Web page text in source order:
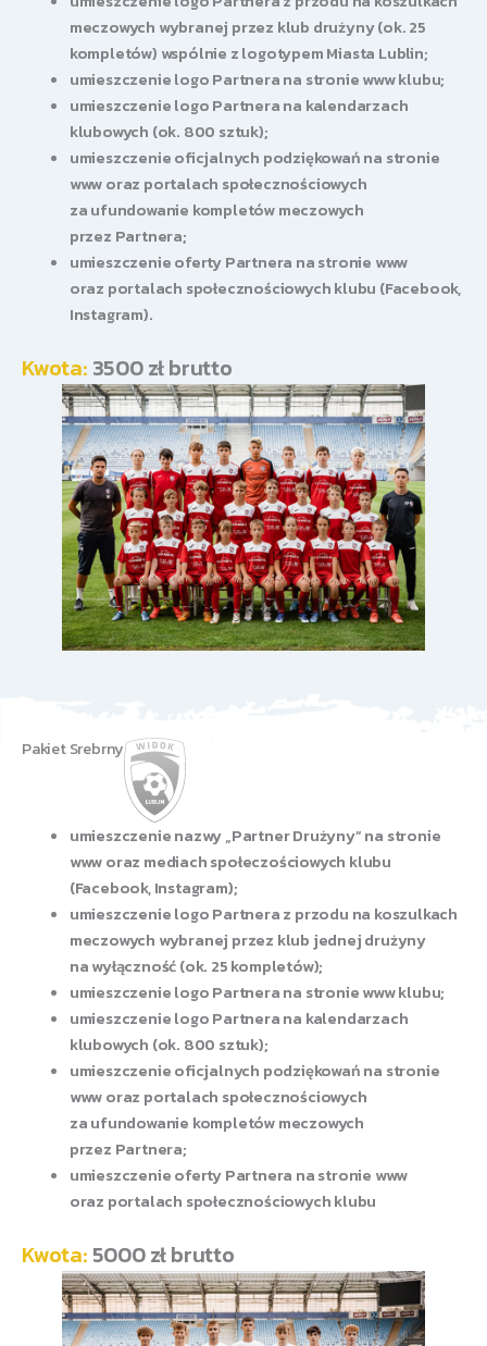
meczowych wybranej przez klub drużyny (ok. 25
kompletów) wspólnie z logotypem Miasta Lublin;
umieszczenie logo Partnera na stronie www klubu;
umieszczenie logo Partnera na kalendarzach
klubowych (ok. 800 sztuk);
umieszczenie oficjalnych podziękowań na stronie
www oraz portalach społecznościowych
za ufundowanie kompletów meczowych
przez Partnera;
umieszczenie oferty Partnera na stronie www
oraz portalach społecznościowych klubu (Facebook,
Instagram).
Kwota: 3500 zł brutto
Pakiet Srebrny
​umieszczenie nazwy „Partner Drużyny” na stronie
www oraz mediach społeczościowych klubu
(Facebook, Instagram);
umieszczenie logo Partnera z przodu na koszulkach
meczowych wybranej przez klub jednej drużyny
na wyłączność (ok. 25 kompletów);
umieszczenie logo Partnera na stronie www klubu;
umieszczenie logo Partnera na kalendarzach
klubowych (ok. 800 sztuk);
umieszczenie oficjalnych podziękowań na stronie
www oraz portalach społecznościowych
za ufundowanie kompletów meczowych
przez Partnera;
umieszczenie oferty Partnera na stronie www
oraz portalach społecznościowych klubu
Kwota: 5000 zł brutto